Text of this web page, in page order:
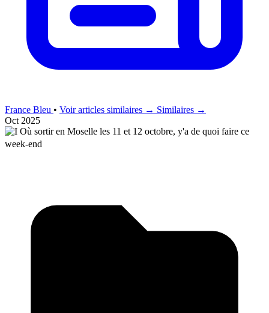
France Bleu • Voir articles similaires → Similaires →
Oct 2025